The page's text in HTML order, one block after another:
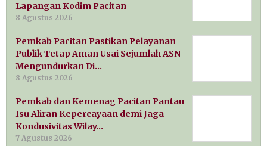
Lapangan Kodim Pacitan
8 Agustus 2026
Pemkab Pacitan Pastikan Pelayanan
Publik Tetap Aman Usai Sejumlah ASN
Mengundurkan Di…
8 Agustus 2026
Pemkab dan Kemenag Pacitan Pantau
Isu Aliran Kepercayaan demi Jaga
Kondusivitas Wilay…
7 Agustus 2026